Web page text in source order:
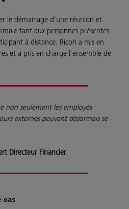
le démarrage d’une réunion et
tant aux personnes présentes
à distance. Ricoh a mis en
et a pris en charge l’ensemble de
non seulement les employés
externes peuvent désormais se
Directeur Financier
cas